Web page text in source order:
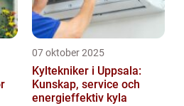
07 oktober 2025
Kyltekniker i Uppsala:
Kunskap, service och
energieffektiv kyla